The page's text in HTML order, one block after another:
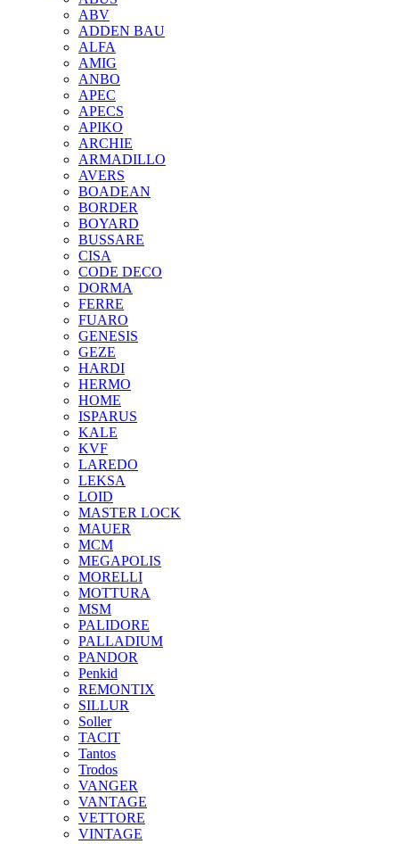
ABV
ADDEN BAU
ALFA
AMIG
ANBO
APEC
APECS
APIKO
ARCHIE
ARMADILLO
AVERS
BOADEAN
BORDER
BOYARD
BUSSARE
CISA
CODE DECO
DORMA
FERRE
FUARO
GENESIS
GEZE
HARDI
HERMO
HOMЕ
ISPARUS
KALE
KVF
LAREDO
LEKSA
LOID
MASTER LOCK
MAUER
MCM
MEGAPOLIS
MORELLI
MOTTURA
MSM
PALIDORE
PALLADIUM
PANDOR
Penkid
REMONTIX
SILLUR
Soller
TACIT
Tantos
Trodos
VANGER
VANTAGE
VETTORE
VINTAGE